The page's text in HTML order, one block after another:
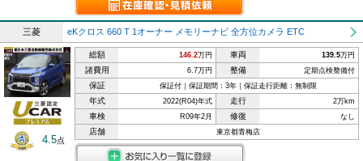
三菱 eKクロス 660 T 1オーナー メモリーナビ 全方位カメラ ETC
4.5点
総額 146.2万円 車両 139.5万円
諸費用 6.7万円 整備 定期点検整備付
保証 保証付｜保証期間：3年｜保証走行距離：無制限
年式 2022(R04)年式 走行 2万km
車検 R09年2月 修復 なし
店舗 東京都青梅店